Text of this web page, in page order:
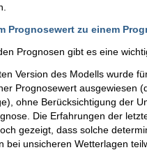
Prognosewert zu einem
Prognosen gibt es eine
Version des Modells wurde
Prognosewert ausgewiesen
ohne Berücksichtigung der
Die Erfahrungen der
gezeigt, dass solche
bei unsicheren Wetterlagen